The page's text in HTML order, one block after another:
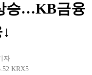
승…KB금융
자
KRX5